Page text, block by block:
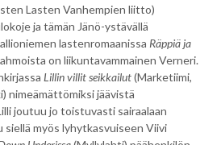
Lasten Vanhempien liitto)
ja tämän Jänö-ystävällä
lastenromaanissa Räppiä ja
on liikuntavammainen Verneri.
Lillin villit seikkailut(Marketiimi,
nimeämättömiksi jäävistä
joutuu jo toistuvasti sairaalaan
myös lyhytkasvuiseen Viivi